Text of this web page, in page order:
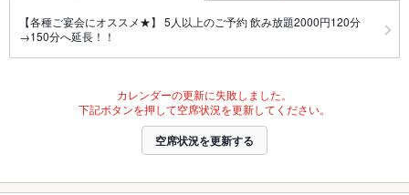
【各種ご宴会にオススメ★】 5人以上のご予約 飲み放題2000円120分
→150分へ延長！！
カレンダーの更新に失敗しました。
下記ボタンを押して空席状況を更新してください。
空席状況を更新する